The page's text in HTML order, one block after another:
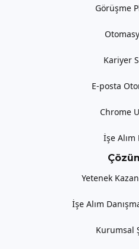
Görüşme
Kariyer
E-posta
Chrome
İşe Alım
Yetenek
İşe Alım
Kurumsal